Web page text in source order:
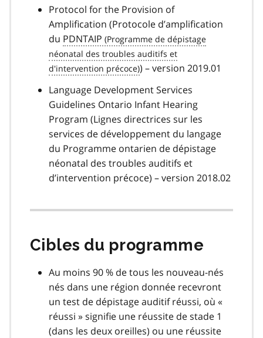
Protocol for the Provision of
Amplification (Protocole d’amplification
du PDNTAIP
) – version 2019.01
Language Development Services
Guidelines Ontario Infant Hearing
Program (Lignes directrices sur les
services de développement du langage
du Programme ontarien de dépistage
néonatal des troubles auditifs et
d’intervention précoce) – version 2018.02
Cibles du programme
Au moins 90 % de tous les nouveau-nés
nés dans une région donnée recevront
un test de dépistage auditif réussi, où «
réussi » signifie une réussite de stade 1
(dans les deux oreilles) ou une réussite